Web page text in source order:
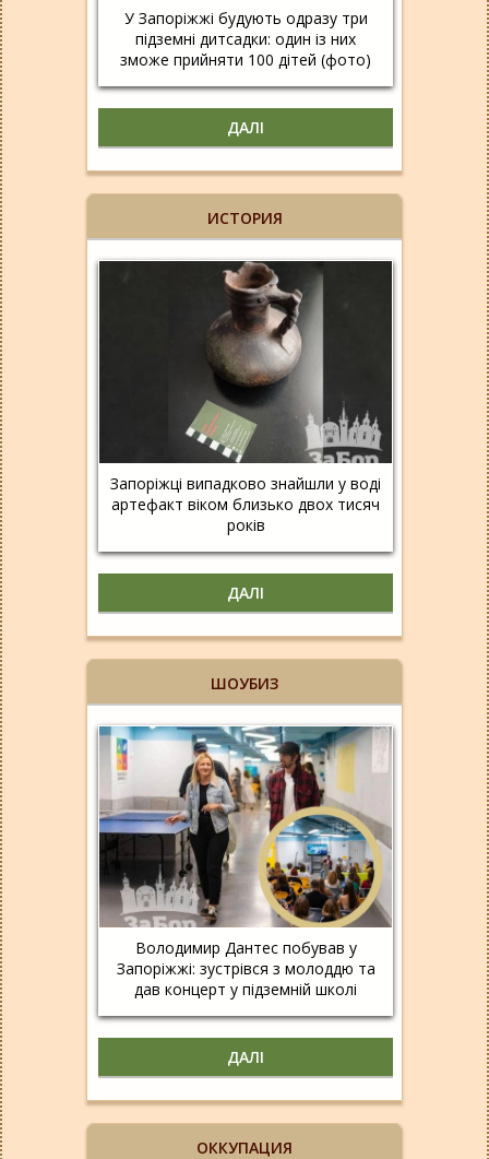
У Запоріжжі будують одразу три
підземні дитсадки: один із них
зможе прийняти 100 дітей (фото)
ДАЛІ
ИСТОРИЯ
Запоріжці випадково знайшли у воді
артефакт віком близько двох тисяч
років
ДАЛІ
ШОУБИЗ
Володимир Дантес побував у
Запоріжжі: зустрівся з молоддю та
дав концерт у підземній школі
ДАЛІ
ОККУПАЦИЯ